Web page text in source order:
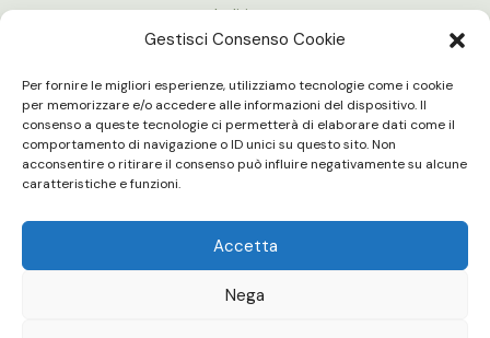
Gestisci Consenso Cookie
Per fornire le migliori esperienze, utilizziamo tecnologie come i cookie
per memorizzare e/o accedere alle informazioni del dispositivo. Il
consenso a queste tecnologie ci permetterà di elaborare dati come il
comportamento di navigazione o ID unici su questo sito. Non
acconsentire o ritirare il consenso può influire negativamente su alcune
caratteristiche e funzioni.
Accetta
Nega
Indirizzo:
Via A. Costa, 174, 40134 Bologna
Vedi la mappa
ORARI APERTURA:
Lun - Ven 16:00 - 20:00
Gli uffici e le palestre sono chiuse in concomitanza delle partite in
Acquadela | Copyright © 2022 |